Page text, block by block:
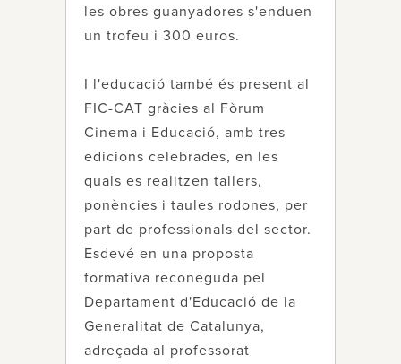
les obres guanyadores s'enduen
un trofeu i 300 euros.
I l'educació també és present al
FIC-CAT gràcies al Fòrum
Cinema i Educació, amb tres
edicions celebrades, en les
quals es realitzen tallers,
ponències i taules rodones, per
part de professionals del sector.
Esdevé en una proposta
formativa reconeguda pel
Departament d'Educació de la
Generalitat de Catalunya,
adreçada al professorat